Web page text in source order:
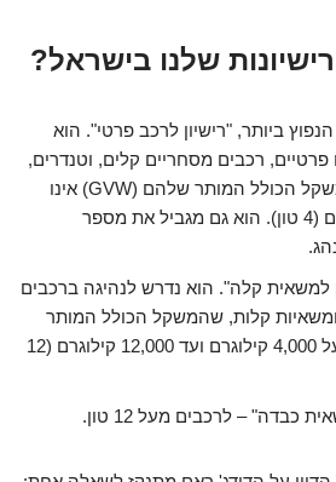
שלנו בישראל?
הנפוץ ביותר, "רישיון לרכב פרטי". הוא
רכבים מסחריים קלים, וטנדרים,
בתנאי אחד מרכזי: המשקל הכולל המותר שלהם (GVW) אינו
עולה על 4,000 קילוגרם (4 טון). הוא גם מגביל את מספר
למשאית קלה". הוא נדרש לנהיגה ברכבים
קלות, שהמשקל הכולל המותר
שלהם (GVW) הוא מעל 4,000 קילוגרם ועד 12,000 קילוגרם (12
כבדה" – לרכבים מעל 12 טון.